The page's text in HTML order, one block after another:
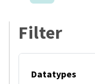
Filter
Datatypes